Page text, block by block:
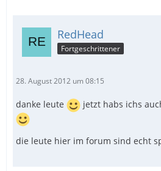
RedHead
Fortgeschrittener
28. August 2012 um 08:15
danke leute jetzt habs ichs
die leute hier im forum sind echt